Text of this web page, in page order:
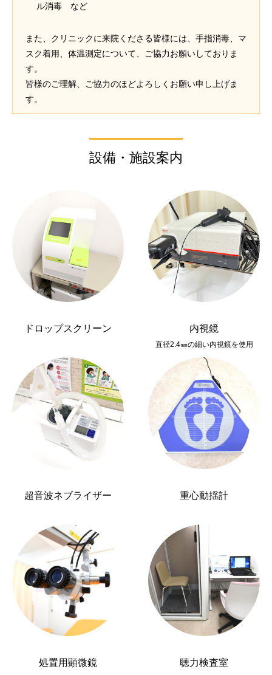
ル消毒 など
また、クリニックに来院くださる皆様には、手指消毒、マ
スク着用、体温測定について、ご協力お願いしておりま
す。
皆様のご理解、ご協力のほどよろしくお願い申し上げま
す。
設備・施設案内
ドロップスクリーン 内視鏡
直径2.4㎜の細い内視鏡を使用
超音波ネブライザー 重心動揺計
処置用顕微鏡 聴力検査室